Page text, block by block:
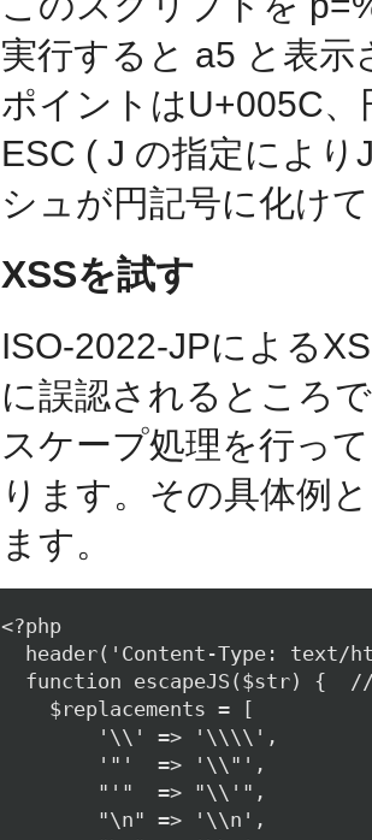
実行すると a5 と表
ポイントはU+005C
ESC ( J の指定によ
シュが円記号に化け
XSSを試す
ISO-2022-JPによる
に誤認されるところ
スケープ処理を行っ
ります。その具体例
ます。
<?php
header('Content-Type: text/
function escapeJS($str) {
    $replacements = [
        '\\' => '\\\\',
        '"'  => '\\"',
        "'"  => "\\'",
        "\n" => '\\n',